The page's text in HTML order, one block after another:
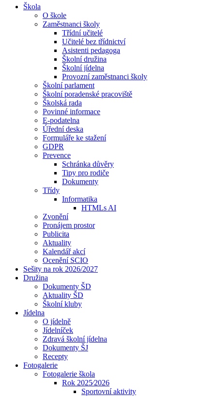
Škola
O škole
Zaměstnanci školy
Třídní učitelé
Učitelé bez třídnictví
Asistenti pedagoga
Školní družina
Školní jídelna
Provozní zaměstnanci školy
Školní parlament
Školní poradenské pracoviště
Školská rada
Povinné informace
E-podatelna
Úřední deska
Formuláře ke stažení
GDPR
Prevence
Schránka důvěry
Tipy pro rodiče
Dokumenty
Třídy
Informatika
HTMLs AI
Zvonění
Pronájem prostor
Publicita
Aktuality
Kalendář akcí
Ocenění SCIO
Sešity na rok 2026/2027
Družina
Dokumenty ŠD
Aktuality ŠD
Školní kluby
Jídelna
O jídelně
Jídelníček
Zdravá školní jídelna
Dokumenty ŠJ
Recepty
Fotogalerie
Fotogalerie škola
Rok 2025⁄2026
Sportovní aktivity